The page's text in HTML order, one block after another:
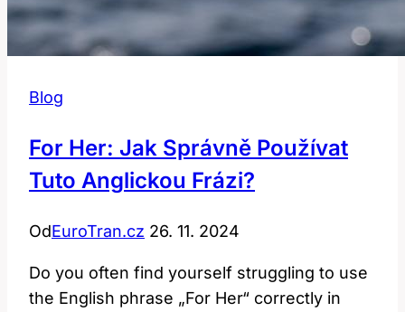
Blog
For Her: Jak Správně Používat
Tuto Anglickou Frázi?
OdEuroTran.cz 26. 11. 2024
Do you often find yourself struggling to use
the English phrase „For Her“ correctly in